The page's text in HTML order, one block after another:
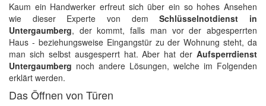
Kaum ein Handwerker erfreut sich über ein so hohes Ansehen
wie dieser Experte von demSchlüsselnotdienst in
Untergaumberg, der kommt, falls man vor der abgesperrten
Haus - beziehungsweise Eingangstür zu der Wohnung steht, da
man sich selbst ausgesperrt hat. Aber hat der Aufsperrdienst
Untergaumberg noch andere Lösungen, welche im Folgenden
erklärt werden.
Das Öffnen von Türen